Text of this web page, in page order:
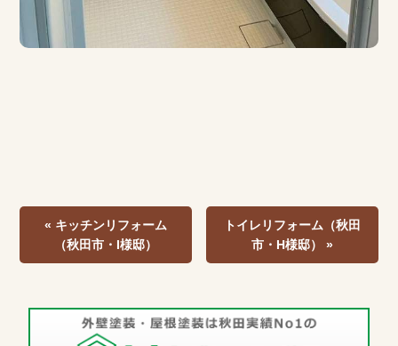
« キッチンリフォーム
（秋田市・I様邸）
トイレリフォーム（秋田
市・H様邸） »